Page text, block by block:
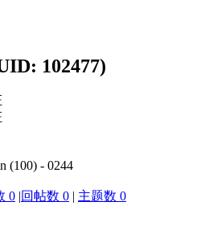
102477)
(100) - 0244
0 |回帖数 0 | 主题数 0